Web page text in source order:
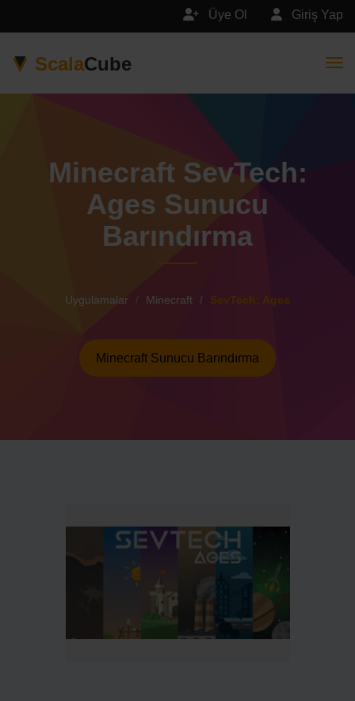
Giriş Yap
Üye Ol
ScalaCube
Minecraft SevTech:
Ages Sunucu
Barındırma
Uygulamalar Minecraft SevTech: Ages
Minecraft Sunucu Barındırma